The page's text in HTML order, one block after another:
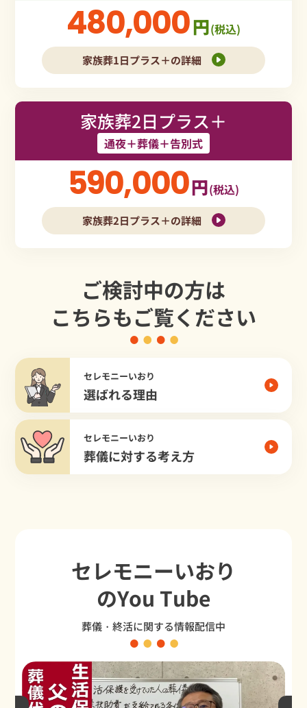
480,000円(税込)
家族葬1日プラス＋の詳細
家族葬2日プラス＋
通夜＋葬儀＋告別式
590,000円(税込)
家族葬2日プラス＋の詳細
ご検討中の方は
こちらもご覧ください
セレモニーいおり
選ばれる理由
セレモニーいおり
葬儀に対する考え方
セレモニーいおり
のYou Tube
葬儀・終活に関する情報配信中